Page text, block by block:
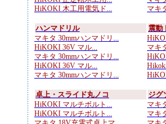
HiKOKI 木工用電気ド...
マキ
ハンマドリル
マキタ 30mmハンマドリ...
HiKOKI 36V マル...
マキタ 30mmハンマドリ...
HiKOKI 36V マル...
マキタ 30mmハンマドリ...
震動
マキ
卓上・スライド丸ノコ
HiKOKI マルチボルト...
HiKOKI マルチボルト...
ジグ
マキ
マキ